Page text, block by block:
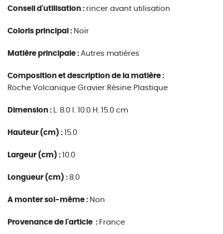
Conseil d'utilisation : rincer avant utilisation
Coloris principal : Noir
Matière principale : Autres matières
Composition et description de la matière :
Roche Volcanique Gravier Résine Plastique
Dimension : L. 8.0 l. 10.0 H. 15.0 cm
Hauteur (cm) : 15.0
Largeur (cm) : 10.0
Longueur (cm) : 8.0
A monter soi-même : Non
Provenance de l'article : France